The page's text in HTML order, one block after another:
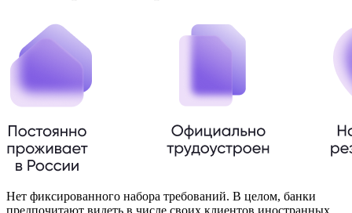
Нет фиксированного набора требований. В целом, банки
предпочитают видеть в числе своих клиентов иностранных